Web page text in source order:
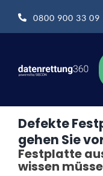
Inhalt
0800 900 33 09
Datenrettung
Über uns
Defekte
gehen Sie
Festplatte
wissen